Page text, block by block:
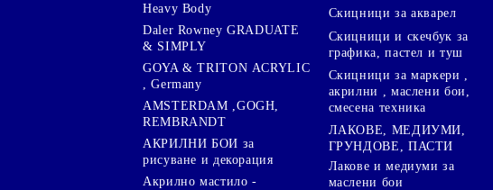
Heavy Body
Daler Rowney GRADUATE
& SIMPLY
GOYA & TRITON АCRYLIC
, Germany
AMSTERDAM ,GOGH,
REMBRANDT
АКРИЛНИ БОИ за
рисуване и декорация
Акрилно мастило -
Скицници за акварел
Скицници и скечбук за
графика, пастел и туш
Скицници за маркери ,
акрилни , маслени бои,
смесена техника
ЛАКОВЕ, МЕДИУМИ,
ГРУНДОВЕ, ПАСТИ
Лакове и медиуми за
маслени бои